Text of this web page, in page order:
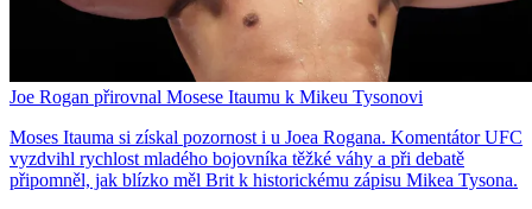
Joe Rogan přirovnal Mosese Itaumu k Mikeu Tysonovi
Moses Itauma si získal pozornost i u Joea Rogana. Komentátor UFC
vyzdvihl rychlost mladého bojovníka těžké váhy a při debatě
připomněl, jak blízko měl Brit k historickému zápisu Mikea Tysona.